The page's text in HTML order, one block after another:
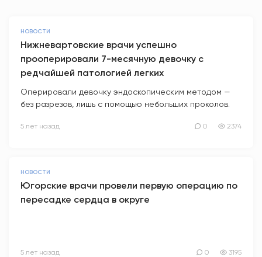
НОВОСТИ
Нижневартовские врачи успешно
прооперировали 7-месячную девочку с
редчайшей патологией легких
Оперировали девочку эндоскопическим методом —
без разрезов, лишь с помощью небольших проколов.
5 лет назад 0 2374
НОВОСТИ
Югорские врачи провели первую операцию по
пересадке сердца в округе
5 лет назад 0 3195